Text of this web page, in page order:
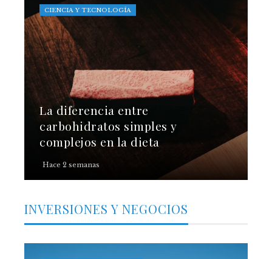
CIENCIA Y TECNOLOGÍA
La diferencia entre
carbohidratos simples y
complejos en la dieta
Hace 2 semanas
INVERSIONES Y NEGOCIOS